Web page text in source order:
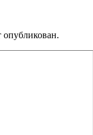
опубликован.